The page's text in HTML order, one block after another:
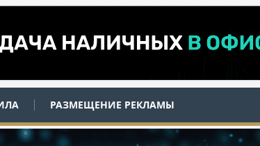
РАЗМЕЩЕНИЕ РЕКЛАМЫ